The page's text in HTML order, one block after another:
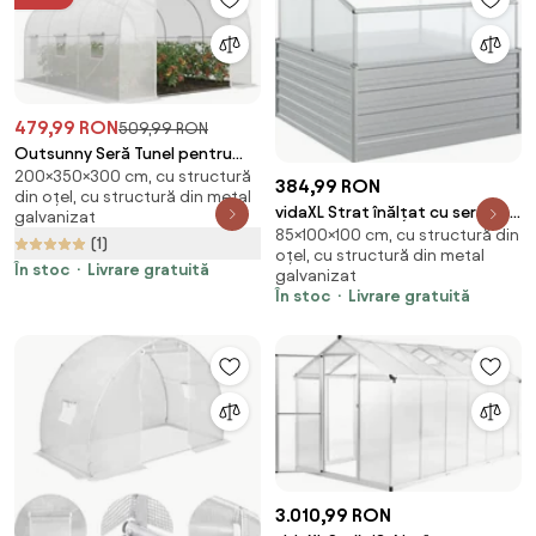
479,99 RON509,99 RON
Outsunny Seră Tunel pentru
Grădină cu 6 Ferestruici și Ușă
Rulantă, Seră pentru Grădină
din Oțel, 3,5x3x2 m, Alb | Aosom
Romania
200×350×300 cm, cu structură
din oțel, cu structură din metal
galvanizat
(1)
În stoc
Livrare gratuită
384,99 RON
vidaXL Strat înălțat cu seră de
grădină, argintiu, 100x100x85
cm
85×100×100 cm, cu structură din
oțel, cu structură din metal
galvanizat
În stoc
Livrare gratuită
3.010,99 RON